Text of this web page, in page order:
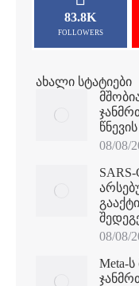
83.8K
FOLLOWERS
ახალი სტატიები
08/08/
08/08/
Meta-